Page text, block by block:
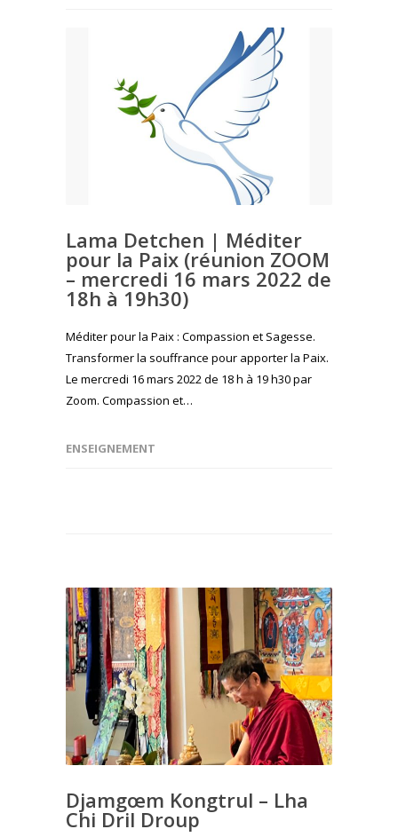
Lama Detchen | Méditer
pour la Paix (réunion ZOOM
– mercredi 16 mars 2022 de
18h à 19h30)
Méditer pour la Paix : Compassion et Sagesse.
Transformer la souffrance pour apporter la Paix.
Le mercredi 16 mars 2022 de 18 h à 19 h30 par
Zoom. Compassion et…
ENSEIGNEMENT
Djamgœm Kongtrul – Lha
Chi Dril Droup